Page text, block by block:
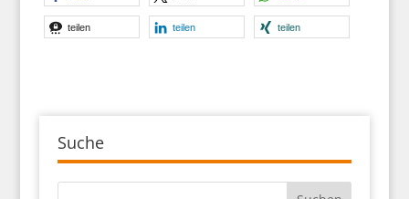
teilen teilen teilen
Suche